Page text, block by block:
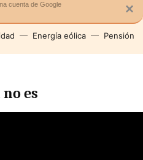
Energía eólica Pensión
es
×
cuenta de Google